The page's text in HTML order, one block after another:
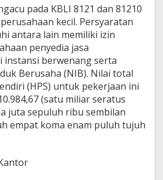
pada KBLI 8121 dan 81210
kecil. Persyaratan
antara lain memiliki izin
penyedia jasa
berwenang serta
Berusaha (NIB). Nilai total
(HPS) untuk pekerjaan ini
(satu miliar seratus
juta sepuluh ribu sembilan
empat koma enam puluh tujuh